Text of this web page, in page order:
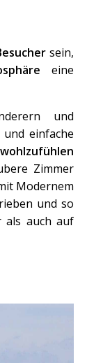
sein,
eine
und
und einfache
Zimmer
Modernem
und so
als auch auf